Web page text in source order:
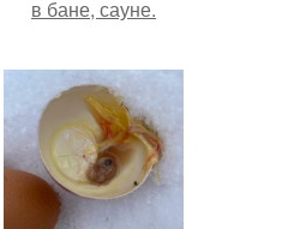
в бане, сауне.